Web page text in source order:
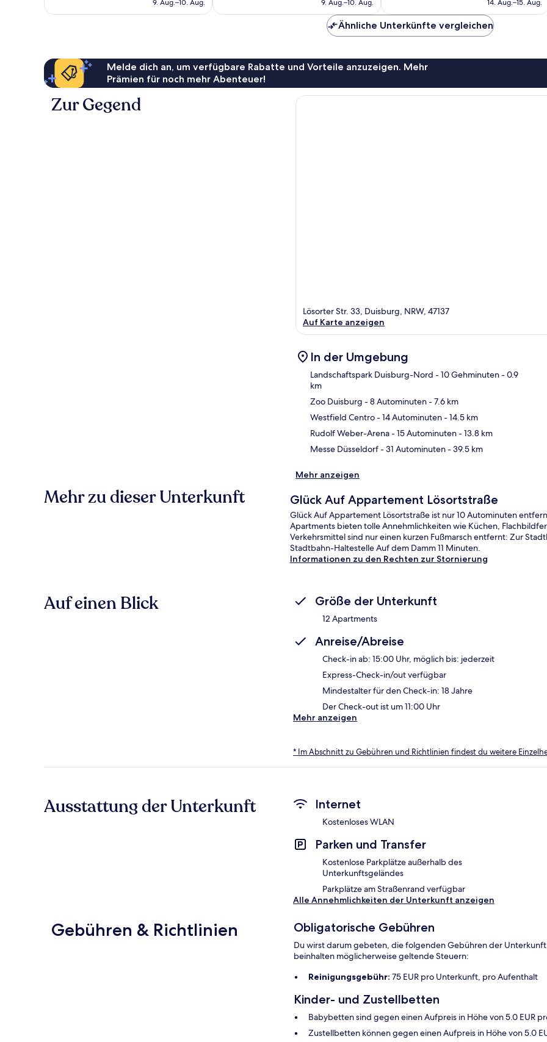
9. Aug.–10. Aug.
9. Aug.–10. Aug.
14. Aug.–15. Aug.
Ähnliche Unterkünfte vergleichen
Melde dich an, um verfügbare Rabatte und Vorteile anzuzeigen. Mehr
Prämien für noch mehr Abenteuer!
Zur Gegend
Lösorter Str. 33, Duisburg, NRW, 47137
Auf Karte anzeigen
In der Umgebung
Landschaftspark Duisburg-Nord - 10 Gehminuten- 0.9
km
Zoo Duisburg - 8 Autominuten- 7.6 km
Westfield Centro- 14 Autominuten- 14.5 km
Rudolf Weber-Arena- 15 Autominuten- 13.8 km
Messe Düsseldorf- 31 Autominuten- 39.5 km
Mehr anzeigen
Mehr zu dieser Unterkunft Glück Auf Appartement Lösortstraße
Glück Auf Appartement Lösortstraße ist nur 10 Autominuten
Apartments bieten tolle Annehmlichkeiten wie Küchen,
Verkehrsmittel sind nur einen kurzen Fußmarsch entfernt: Zur
Stadtbahn-Haltestelle Auf dem Damm 11 Minuten.
Informationen zu den Rechten zur Stornierung
Auf einen Blick Größe der Unterkunft
12 Apartments
Anreise/Abreise
Check-in ab: 15:00 Uhr, möglich bis: jederzeit
Express-Check-in/out verfügbar
Mindestalter für den Check-in: 18 Jahre
Der Check-out ist um 11:00 Uhr
Mehr anzeigen
* Im Abschnitt zu Gebühren und Richtlinien findest du weitere
Ausstattung der Unterkunft Internet
Kostenloses WLAN
Parken und Transfer
Kostenlose Parkplätze außerhalb des
Unterkunftsgeländes
Parkplätze am Straßenrand verfügbar
Alle Annehmlichkeiten der Unterkunft anzeigen
Gebühren & Richtlinien Obligatorische Gebühren
Du wirst darum gebeten, die folgenden Gebühren der
beinhalten möglicherweise geltende Steuern:
Reinigungsgebühr: 75 EUR pro Unterkunft, pro Aufenthalt
Kinder- und Zustellbetten
Babybetten sind gegen einen Aufpreis in Höhe von 5.0 EUR
Zustellbetten können gegen einen Aufpreis in Höhe von 5.0